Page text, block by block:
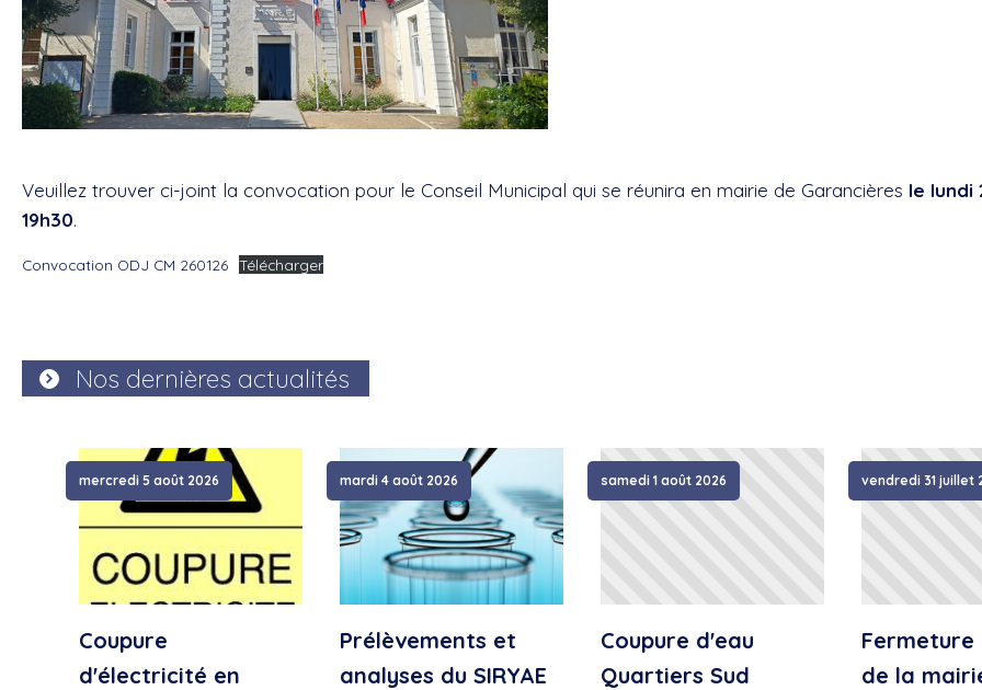
Veuillez trouver ci-joint la convocation pour le Conseil Municipal qui se réunira en mairie de Garancières le lundi
19h30.
Convocation ODJ CM 260126 Télécharger
Nos dernières actualités
mercredi 5 août 2026
Coupure
d'électricité en
mardi 4 août 2026
Prélèvements et
analyses du SIRYAE
samedi 1 août 2026
Coupure d'eau
Quartiers Sud
vendredi 31 juillet
Fermeture
de la